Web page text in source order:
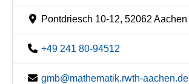
Pontdriesch 10-12, 52062 Aachen
+49 241 80-94512
gmb@mathematik.rwth-aachen.de